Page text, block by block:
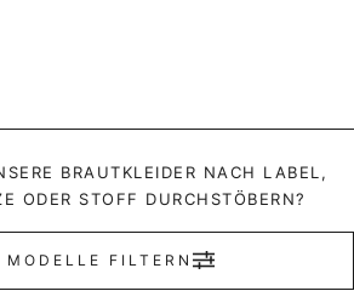
BRAUTKLEIDER NACH LABEL,
ODER STOFF DURCHSTÖBERN?
MODELLE FILTERN